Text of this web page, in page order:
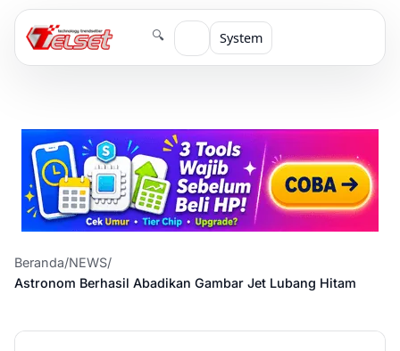
🔍 System
Beranda/NEWS/
Astronom Berhasil Abadikan Gambar Jet Lubang Hitam